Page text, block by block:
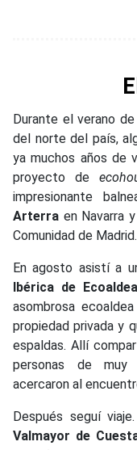
Durante el verano
del norte del país,
ya muchos años de
proyecto de
impresionante
Arterra en Navarra
Comunidad de Madrid.
En agosto asistí a
Ibérica de
asombrosa
propiedad privada y
espaldas. Allí
personas de muy
acercaron al
Después seguí
Valmayor de